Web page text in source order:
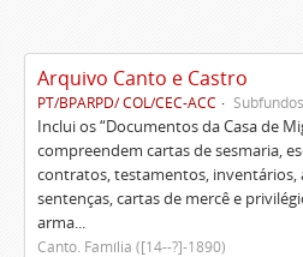
Arquivo Canto e Castro
PT/BPARPD/ COL/CEC-ACC Subfundos
Inclui os “Documentos da Casa de
compreendem cartas de sesmaria,
contratos, testamentos, inventários,
sentenças, cartas de mercê e
arma...
Canto. Família ([14--?]-1890)